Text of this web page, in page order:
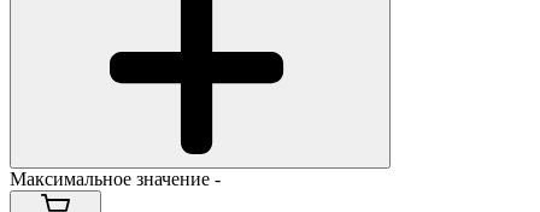
Максимальное значение -